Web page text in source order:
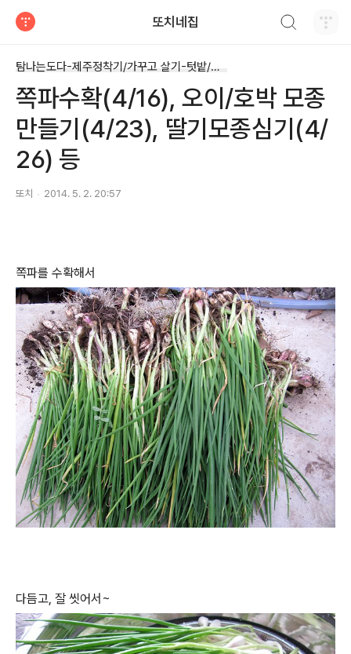
또치네집
탐나는도다-제주정착기/가꾸고 살기-텃밭/마당
쪽파수확(4/16), 오이/호박 모종
만들기(4/23), 딸기모종심기(4/
26) 등
또치 2014. 5. 2. 20:57
쪽파를 수확해서
다듬고, 잘 씻어서~